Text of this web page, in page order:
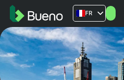
FR
AU
US
UK